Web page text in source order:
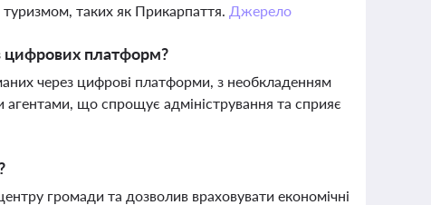
туризмом, таких як Прикарпаття. Джерело
цифрових платформ?
через цифрові платформи, з необкладенням
що спрощує адміністрування та сприяє
громади та дозволив враховувати економічні